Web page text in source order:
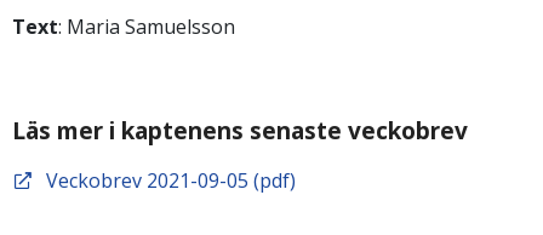
Text: Maria Samuelsson
Läs mer i kaptenens senaste veckobrev
Veckobrev 2021-09-05 (pdf)